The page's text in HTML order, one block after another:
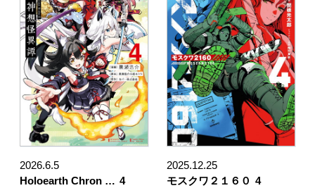
2026.6.5
Holoearth Chron … 4
2025.12.25
モスクワ２１６０ 4